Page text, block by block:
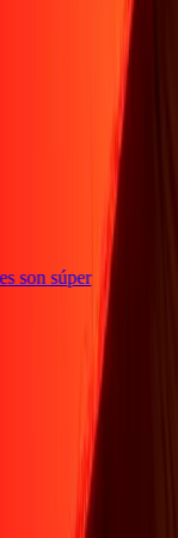
son súper
Blog